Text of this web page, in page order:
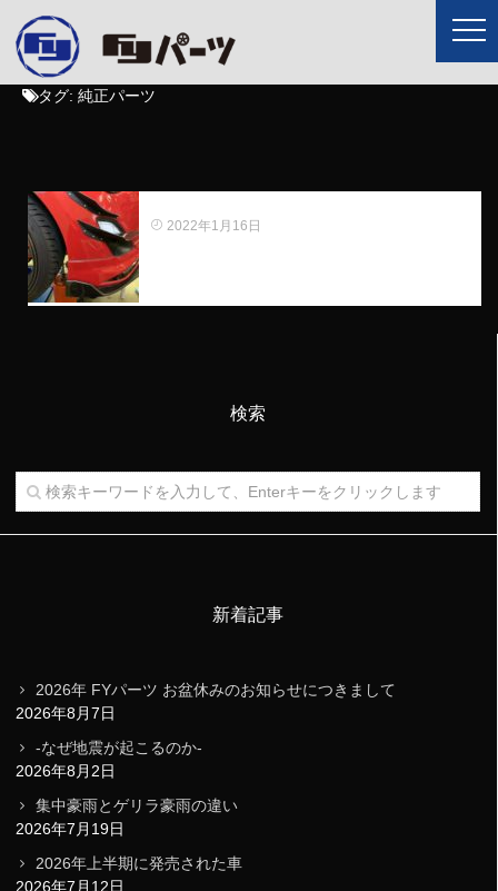
タグ: 純正パーツ
2022年1月16日
検索
新着記事
2026年 FYパーツ お盆休みのお知らせにつきまして
2026年8月7日
-なぜ地震が起こるのか-
2026年8月2日
集中豪雨とゲリラ豪雨の違い
2026年7月19日
2026年上半期に発売された車
2026年7月12日